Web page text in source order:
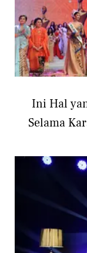
Ini Hal
Selama